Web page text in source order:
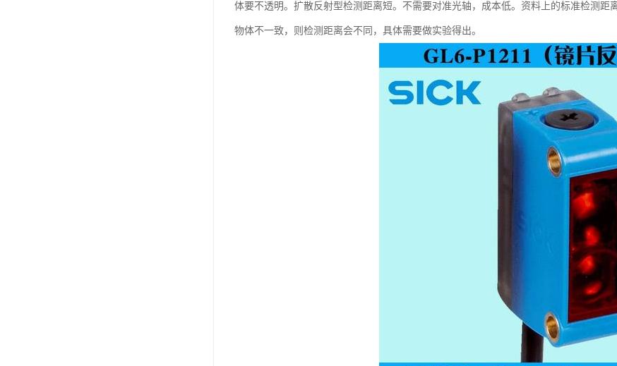
体要不透明。扩散反射型检测距离短。不需要对准光轴，成本低。资料上的标准检测距
物体不一致，则检测距离会不同，具体需要做实验得出。